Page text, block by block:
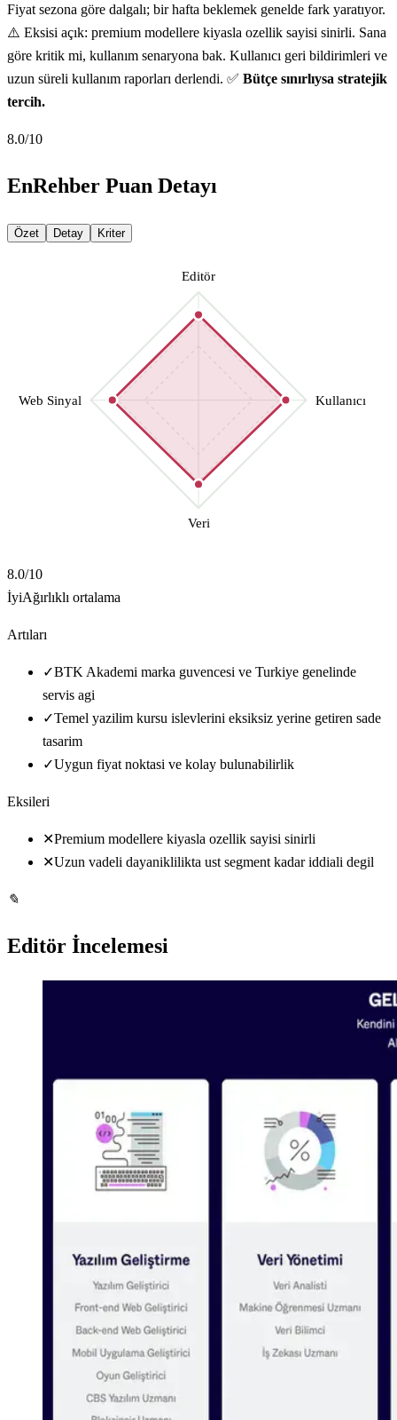
Fiyat sezona göre dalgalı; bir hafta beklemek genelde fark yaratıyor.
⚠️ Eksisi açık: premium modellere kiyasla ozellik sayisi sinirli. Sana
göre kritik mi, kullanım senaryona bak. Kullanıcı geri bildirimleri ve
uzun süreli kullanım raporları derlendi. ✅ Bütçe sınırlıysa stratejik
tercih.
8.0/10
EnRehber Puan Detayı
Özet Detay Kriter
Editör
Kullanıcı
Veri
Web Sinyal
8.0/10
İyiAğırlıklı ortalama
Artıları
✓BTK Akademi marka guvencesi ve Turkiye genelinde
servis agi
✓Temel yazilim kursu islevlerini eksiksiz yerine getiren sade
tasarim
✓Uygun fiyat noktasi ve kolay bulunabilirlik
Eksileri
✕Premium modellere kiyasla ozellik sayisi sinirli
✕Uzun vadeli dayaniklilikta ust segment kadar iddiali degil
✎
Editör İncelemesi